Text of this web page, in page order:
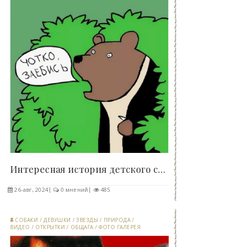
Интересная история детского сада «Звездочка» -..
26-авг, 2024 0 мнений 485
СОБАКИ /ДЕВУШКИ /ЗВЕЗДЫ / ПРИРОДА /
ВИДЕО / ОТКРЫТКИ / ОБЩАГА /ФОТО ГАЛЕРЕЯ